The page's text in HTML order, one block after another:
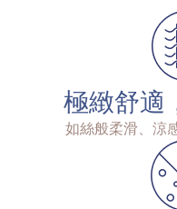
極緻舒適
如絲般柔滑、涼